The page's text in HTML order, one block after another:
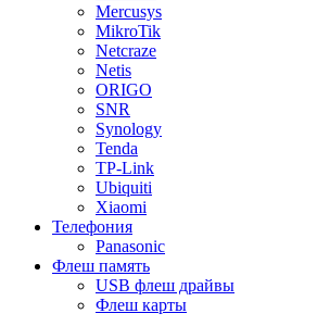
Mercusys
MikroTik
Netcraze
Netis
ORIGO
SNR
Synology
Tenda
TP-Link
Ubiquiti
Xiaomi
Телефония
Panasonic
Флеш память
USB флеш драйвы
Флеш карты